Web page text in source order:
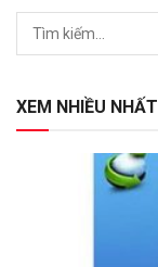
XEM NHIỀU NHẤT